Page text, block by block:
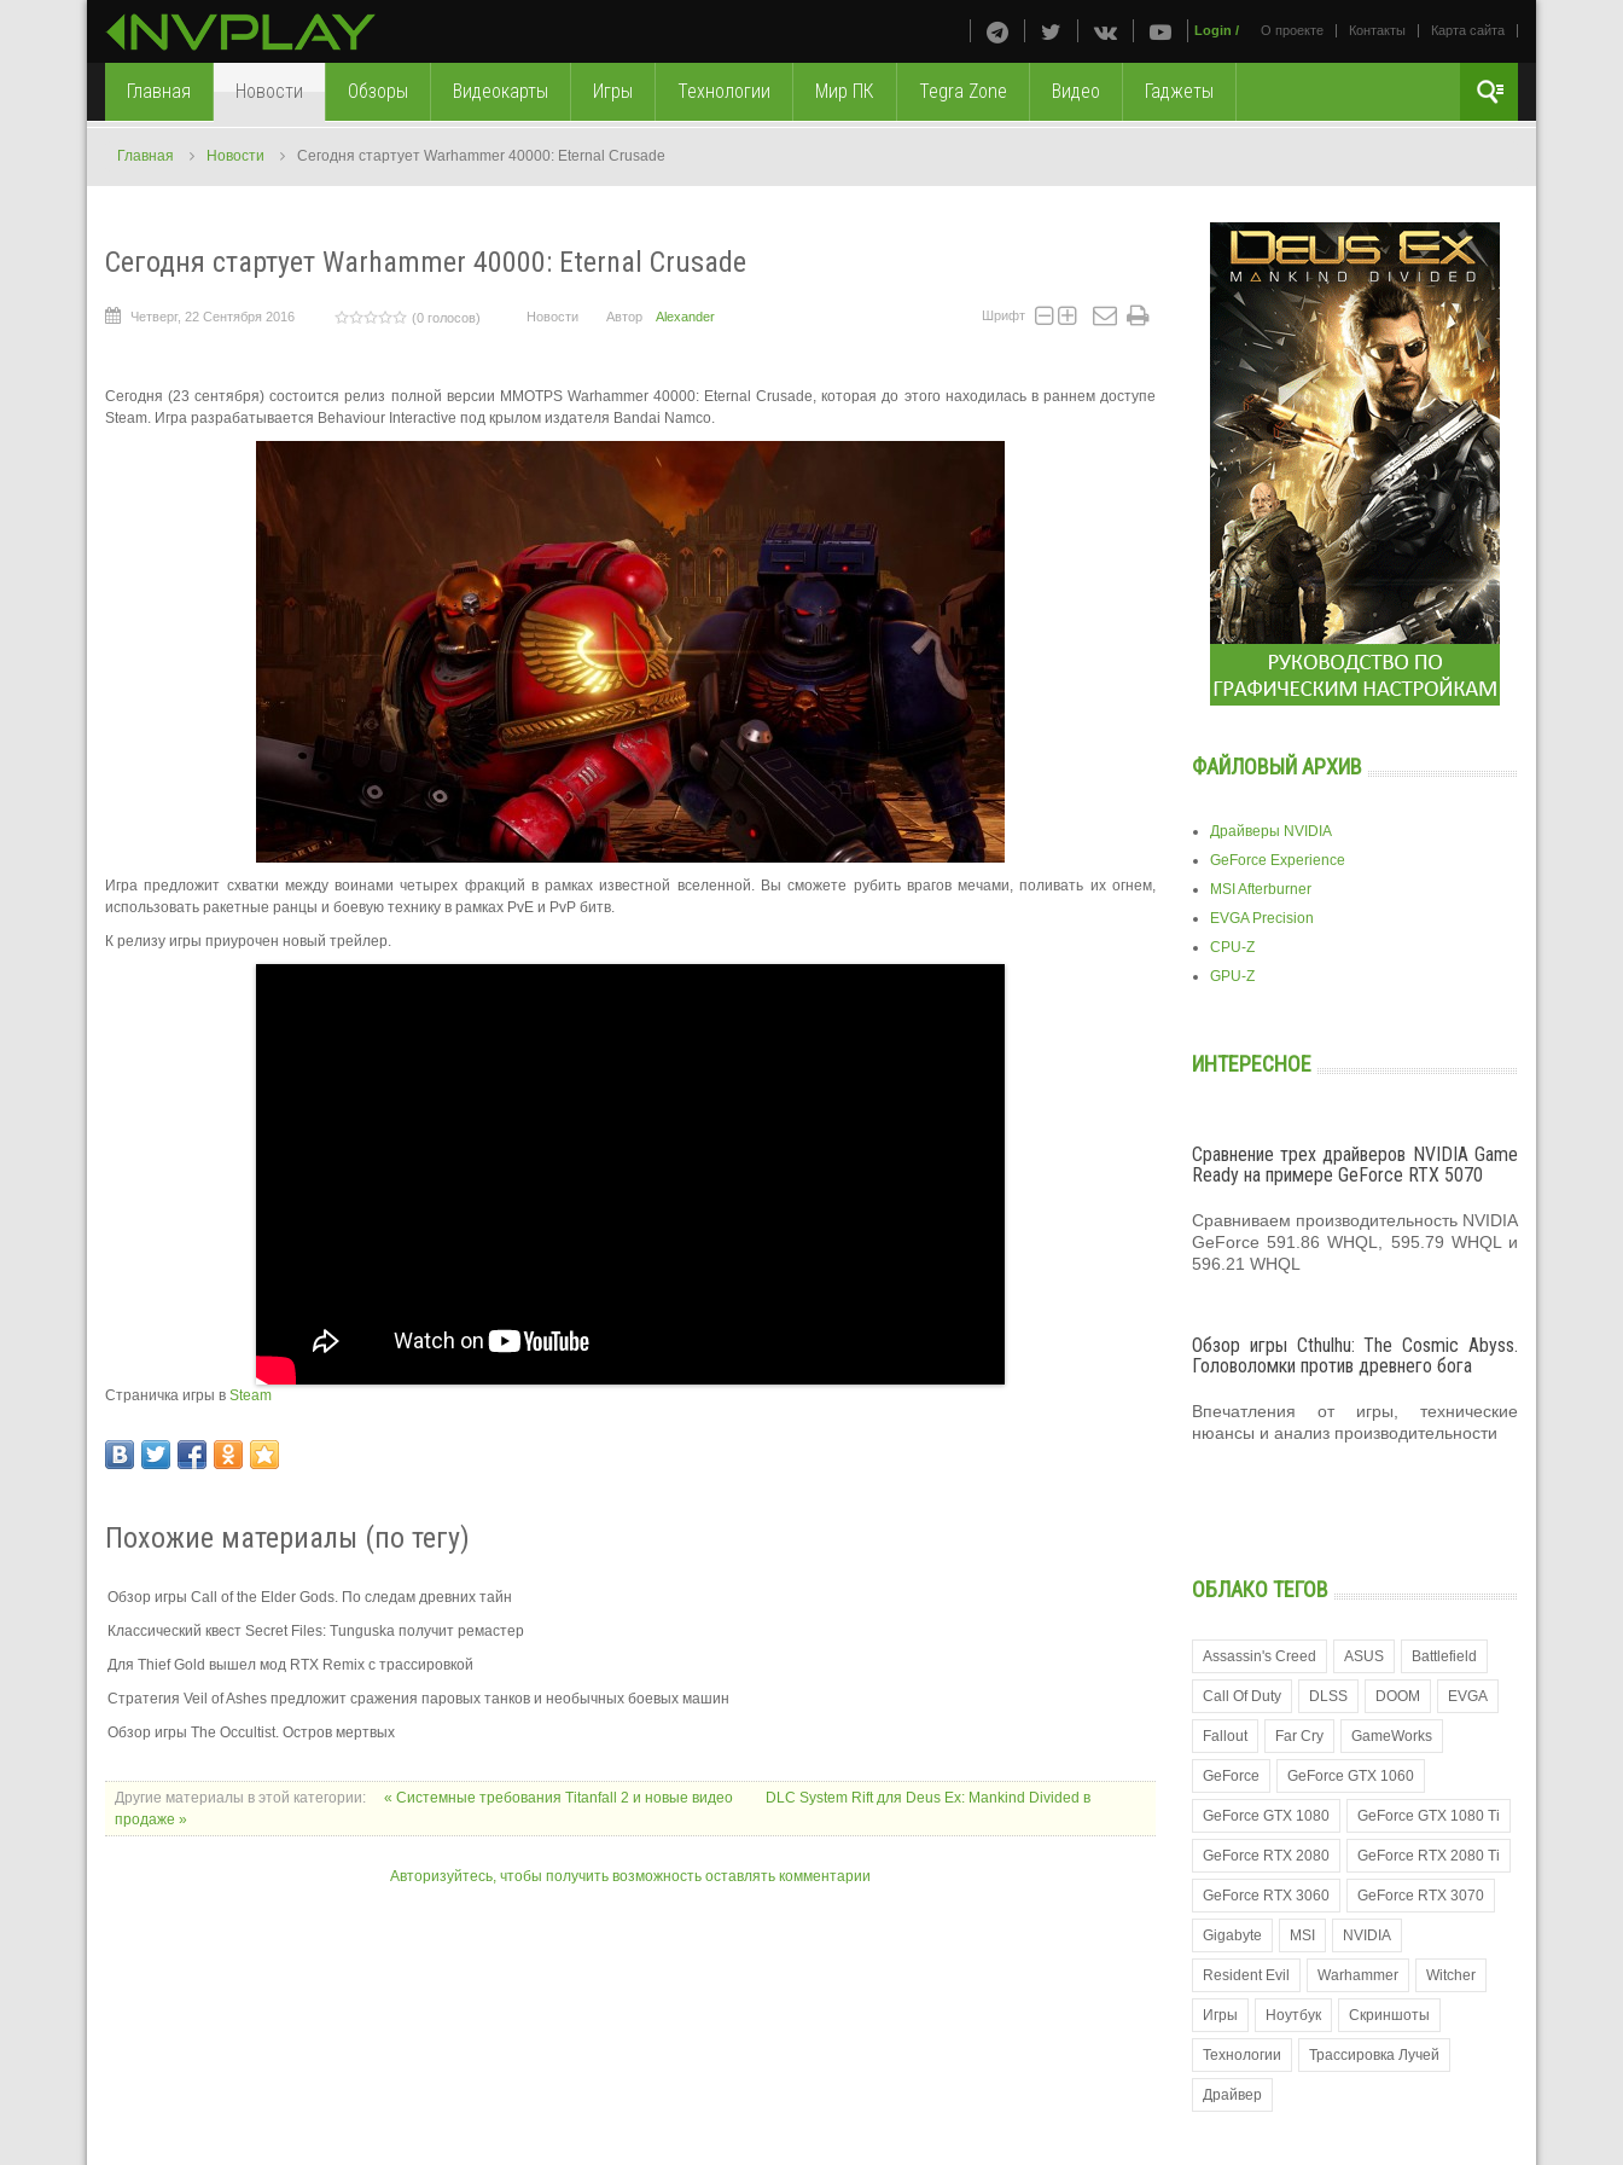
О проекте Контакты Карта сайта
Login /
Главная Новости Обзоры Видеокарты Игры Технологии Мир ПК Tegra Zone Видео Гаджеты
Главная Новости Сегодня стартует Warhammer 40000: Eternal Crusade
Сегодня стартует Warhammer 40000: Eternal Crusade
Четверг, 22 Сентября 2016 (0 голосов) Новости Автор Alexander Шрифт
Сегодня (23 сентября) состоится релиз полной версии MMOTPS Warhammer 40000: Eternal Crusade, которая до этого находилась в раннем доступе
Steam. Игра разрабатывается Behaviour Interactive под крылом издателя Bandai Namco.
Игра предложит схватки между воинами четырех фракций в рамках известной вселенной. Вы сможете рубить врагов мечами, поливать их огнем,
использовать ракетные ранцы и боевую технику в рамках PvE и PvP битв.
К релизу игры приурочен новый трейлер.
Страничка игры в Steam
Похожие материалы (по тегу)
Обзор игры Call of the Elder Gods. По следам древних тайн
Классический квест Secret Files: Tunguska получит ремастер
Для Thief Gold вышел мод RTX Remix с трассировкой
Стратегия Veil of Ashes предложит сражения паровых танков и необычных боевых машин
Обзор игры The Occultist. Остров мертвых
Другие материалы в этой категории: « Системные требования Titanfall 2 и новые видео
DLC System Rift для Deus Ex: Mankind Divided в
продаже »
Авторизуйтесь, чтобы получить возможность оставлять комментарии
ФАЙЛОВЫЙ АРХИВ
Драйверы NVIDIA
GeForce Experience
MSI Afterburner
EVGA Precision
CPU-Z
GPU-Z
ИНТЕРЕСНОЕ
Сравнение трех драйверов NVIDIA Game
Ready на примере GeForce RTX 5070
Сравниваем производительность NVIDIA
GeForce 591.86 WHQL, 595.79 WHQL и
596.21 WHQL
Обзор игры Cthulhu: The Cosmic Abyss.
Головоломки против древнего бога
Впечатления от игры, технические
нюансы и анализ производительности
ОБЛАКО ТЕГОВ
Assassin's Creed ASUS Battlefield
Call Of Duty DLSS DOOM EVGA
Fallout Far Cry GameWorks
GeForce GeForce GTX 1060
GeForce GTX 1080 GeForce GTX 1080 Ti
GeForce RTX 2080 GeForce RTX 2080 Ti
GeForce RTX 3060 GeForce RTX 3070
Gigabyte MSI NVIDIA
Resident Evil Warhammer Witcher
Игры Ноутбук Скриншоты
Технологии Трассировка Лучей
Драйвер